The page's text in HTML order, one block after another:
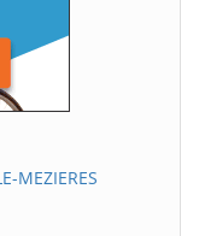
MEZIERES